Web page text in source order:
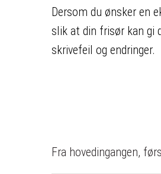
Dersom du ønsker en
slik at din frisør kan gi
skrivefeil og endringer.
Fra hovedingangen,